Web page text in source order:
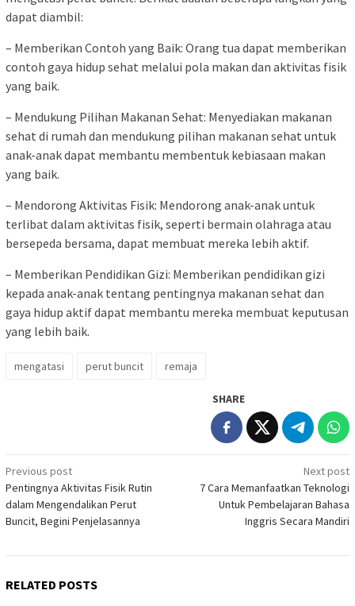
dapat diambil:
– Memberikan Contoh yang Baik: Orang tua dapat memberikan
contoh gaya hidup sehat melalui pola makan dan aktivitas fisik
yang baik.
– Mendukung Pilihan Makanan Sehat: Menyediakan makanan
sehat di rumah dan mendukung pilihan makanan sehat untuk
anak-anak dapat membantu membentuk kebiasaan makan
yang baik.
– Mendorong Aktivitas Fisik: Mendorong anak-anak untuk
terlibat dalam aktivitas fisik, seperti bermain olahraga atau
bersepeda bersama, dapat membuat mereka lebih aktif.
– Memberikan Pendidikan Gizi: Memberikan pendidikan gizi
kepada anak-anak tentang pentingnya makanan sehat dan
gaya hidup aktif dapat membantu mereka membuat keputusan
yang lebih baik.
mengatasi perut buncit remaja
SHARE
Post
navigation
Previous post
Pentingnya Aktivitas Fisik Rutin
dalam Mengendalikan Perut
Buncit, Begini Penjelasannya
Next post
7 Cara Memanfaatkan Teknologi
Untuk Pembelajaran Bahasa
Inggris Secara Mandiri
RELATED POSTS